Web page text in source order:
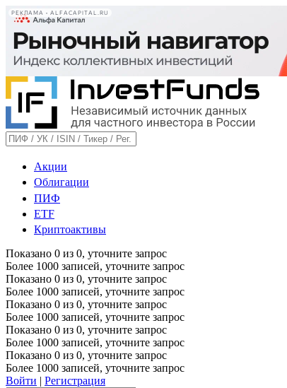
РЕКЛАМА • ALFACAPITAL.RU
Акции
Облигации
ПИФ
ETF
Криптоактивы
Показано 0 из 0, уточните запрос
Более 1000 записей, уточните запрос
Показано 0 из 0, уточните запрос
Более 1000 записей, уточните запрос
Показано 0 из 0, уточните запрос
Более 1000 записей, уточните запрос
Показано 0 из 0, уточните запрос
Более 1000 записей, уточните запрос
Показано 0 из 0, уточните запрос
Более 1000 записей, уточните запрос
Войти | Регистрация